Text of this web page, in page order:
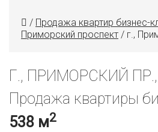
/ Продажа квартир бизнес-
Приморский проспект / г.,
Г., ПРИМОРСКИЙ
Продажа квартиры
538 м2